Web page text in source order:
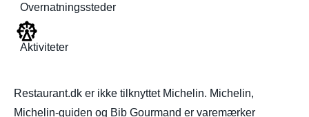
Overnatningssteder
Aktiviteter
Restaurant.dk er ikke tilknyttet Michelin. Michelin,
Michelin-guiden og Bib Gourmand er varemærker